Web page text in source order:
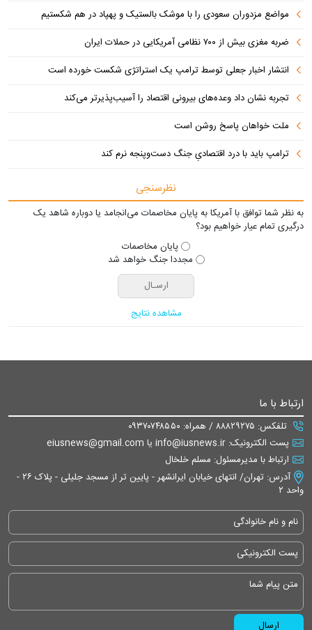
مواضع مزدوران سعودی را با موشک بالستیک و پهپاد در هم شکستیم
ضربه مغزی بیش از ۷۰۰ نظامی آمریکایی در حملات ایران
انتشار اخبار جعلی توسط ترامپ یک استراتژی شکست خورده است
تجربه نشان داد وعده‌های بیرونی اقتصاد را آسیب‌پذیرتر می‌کند
ملت خواهان پاسخ روشن است
ترامپ باید با درد اقتصادیِ جنگ دست‌و‌پنجه نرم کند
نظرسنجی
به نظر شما توافق با آمریکا به پایان مخاصمات می‌انجامد یا دوباره شاهد یک
درگیری تمام عیار خواهیم بود؟
پایان مخاصمات
مجددا جنگ خواهد شد
مشاهده نتایج
ارتباط با ما
تلفکس: ۸۸۸۲۹۲۷۵ / همراه: ۰۹۳۷۰۷۴۸۵۵۰
پست الکترونیک: info@iusnews.ir یا eiusnews@gmail.com
ارتباط با مدیرمسئول: مسلم خلخال
آدرس: تهران/ انتهای خیابان ایرانشهر - پایین تر از مسجد جلیلی - پلاک ۲۶ -
واحد ۲